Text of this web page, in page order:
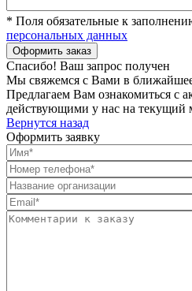
* Поля обязательные к
персональных данных
Спасибо! Ваш запрос получен
Мы свяжемся с Вами в
Предлагаем Вам ознакомиться с
действующими у нас на текущий
Вернутся назад
Оформить заявку